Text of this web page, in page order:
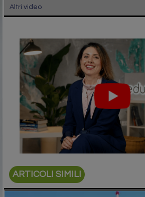
Altri video
ARTICOLI SIMILI